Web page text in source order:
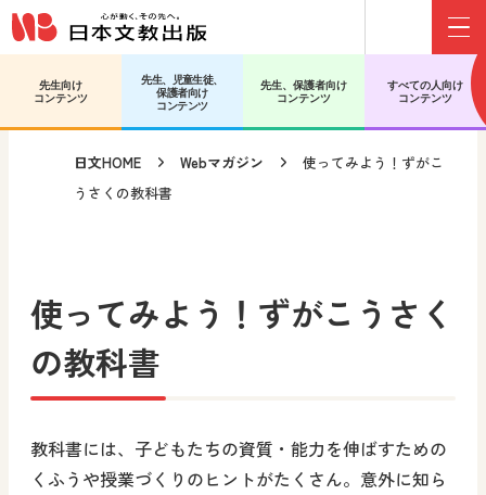
メインコンテンツへ移動
サブコンテンツへ移動
先生向け
コンテンツ
先生、児童生徒、
保護者向け
コンテンツ
先生、保護者向け
コンテンツ
すべての人向け
コンテンツ
日文HOME Webマガジン
使ってみよう！ずがこ
うさくの教科書
使ってみよう！ずがこうさく
の教科書
教科書には、子どもたちの資質・能力を伸ばすための
くふうや授業づくりのヒントがたくさん。意外に知ら